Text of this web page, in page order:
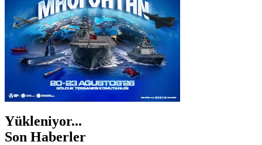
Yükleniyor...
Son Haberler